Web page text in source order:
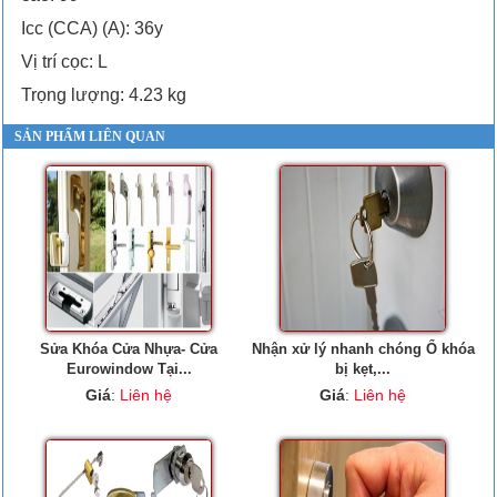
Icc (CCA) (A): 36y
Vị trí cọc: L
Trọng lượng: 4.23 kg
SẢN PHẨM LIÊN QUAN
Sửa Khóa Cửa Nhựa- Cửa
Eurowindow Tại...
Giá: Liên hệ
Nhận xử lý nhanh chóng Ổ khóa
bị kẹt,...
Giá: Liên hệ